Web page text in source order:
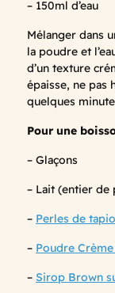
– 150ml d’eau
Mélanger dans
la poudre et
d’un texture
épaisse, ne pas
quelques
Pour une
– Glaçons
– Lait (entier de
– Perles de
– Poudre
– Sirop Brown